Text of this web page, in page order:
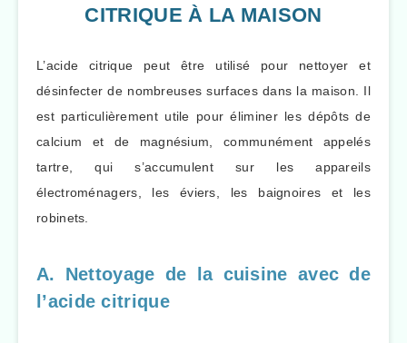
CITRIQUE À LA MAISON
L’acide citrique peut être utilisé pour nettoyer et
désinfecter de nombreuses surfaces dans la maison. Il
est particulièrement utile pour éliminer les dépôts de
calcium et de magnésium, communément appelés
tartre, qui s’accumulent sur les appareils
électroménagers, les éviers, les baignoires et les
robinets.
A. Nettoyage de la cuisine avec de
l’acide citrique